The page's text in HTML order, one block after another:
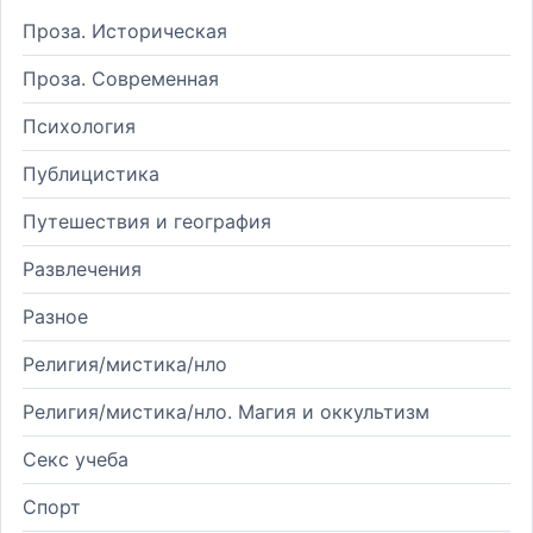
Проза. Историческая
Проза. Современная
Психология
Публицистика
Путешествия и география
Развлечения
Разное
Религия/мистика/нло
Религия/мистика/нло. Магия и оккультизм
Секс учеба
Спорт